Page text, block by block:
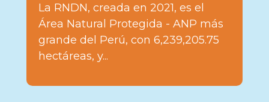
La RNDN, creada en 2021, es el
Área Natural Protegida - ANP más
grande del Perú, con 6,239,205.75
hectáreas, y...